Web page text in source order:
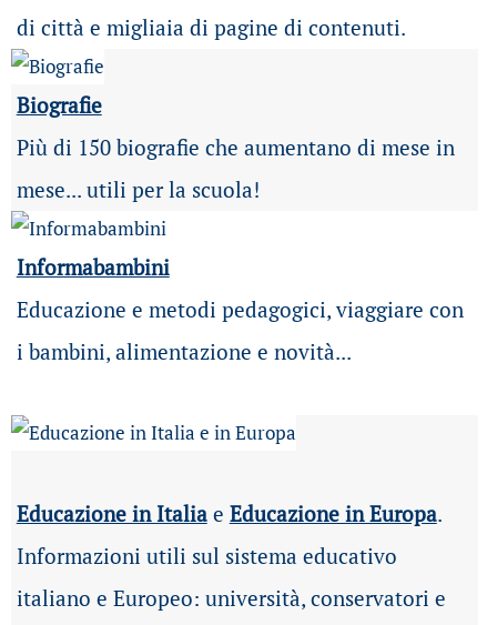
di città e migliaia di pagine di contenuti.
Biografie
Più di 150 biografie che aumentano di mese in
mese... utili per la scuola!
Informabambini
Educazione e metodi pedagogici, viaggiare con
i bambini, alimentazione e novità...
Educazione in Italiae Educazione in Europa.
Informazioni utili sul sistema educativo
italiano e Europeo: università, conservatori e